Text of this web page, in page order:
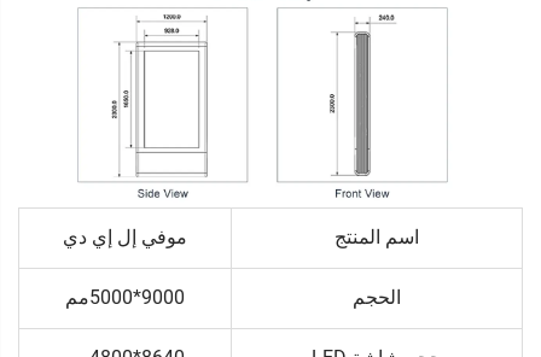
اسم المنتج موفي إل إي دي
الحجم 9000*5000مم